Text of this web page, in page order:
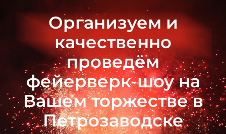
Организуем и
качественно
проведём
фейерверк-шоу на
Вашем торжестве в
Петрозаводске